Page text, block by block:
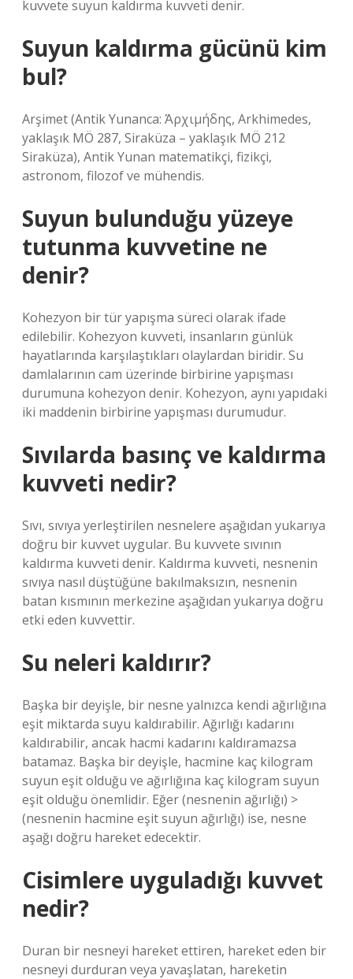
kuvvete suyun kaldırma kuvveti denir.
Suyun kaldırma gücünü kim
bul?
Arşimet (Antik Yunanca: Ἀρχιμήδης, Arkhimedes,
yaklaşık MÖ 287, Siraküza – yaklaşık MÖ 212
Siraküza), Antik Yunan matematikçi, fizikçi,
astronom, filozof ve mühendis.
Suyun bulunduğu yüzeye
tutunma kuvvetine ne
denir?
Kohezyon bir tür yapışma süreci olarak ifade
edilebilir. Kohezyon kuvveti, insanların günlük
hayatlarında karşılaştıkları olaylardan biridir. Su
damlalarının cam üzerinde birbirine yapışması
durumuna kohezyon denir. Kohezyon, aynı yapıdaki
iki maddenin birbirine yapışması durumudur.
Sıvılarda basınç ve kaldırma
kuvveti nedir?
Sıvı, sıvıya yerleştirilen nesnelere aşağıdan yukarıya
doğru bir kuvvet uygular. Bu kuvvete sıvının
kaldırma kuvveti denir. Kaldırma kuvveti, nesnenin
sıvıya nasıl düştüğüne bakılmaksızın, nesnenin
batan kısmının merkezine aşağıdan yukarıya doğru
etki eden kuvvettir.
Su neleri kaldırır?
Başka bir deyişle, bir nesne yalnızca kendi ağırlığına
eşit miktarda suyu kaldırabilir. Ağırlığı kadarını
kaldırabilir, ancak hacmi kadarını kaldıramazsa
batamaz. Başka bir deyişle, hacmine kaç kilogram
suyun eşit olduğu ve ağırlığına kaç kilogram suyun
eşit olduğu önemlidir. Eğer (nesnenin ağırlığı) >
(nesnenin hacmine eşit suyun ağırlığı) ise, nesne
aşağı doğru hareket edecektir.
Cisimlere uyguladığı kuvvet
nedir?
Duran bir nesneyi hareket ettiren, hareket eden bir
nesneyi durduran veya yavaşlatan, hareketin